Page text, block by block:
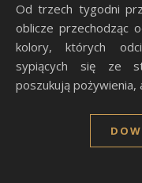
Od trzech tygodni przyroda zdecydowanie zmieniła swe
oblicze przechodząc
kolory, których
sypiących się ze
poszukują